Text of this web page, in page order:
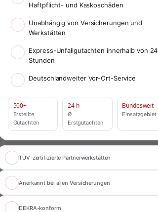
Haftpflicht- und Kaskoschäden
Unabhängig von Versicherungen und
Werkstätten
Express-Unfallgutachten innerhalb von 24
Stunden
Deutschlandweiter Vor-Ort-Service
500+
Erstellte
Gutachten
24 h
Ø
Erstgutachten
Bundesweit
Einsatzgebiet
TÜV-zertifizierte Partnerwerkstätten
Anerkannt bei allen Versicherungen
DEKRA-konform